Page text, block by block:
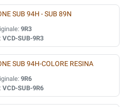
SUB 94H - SUB 89N
9R3
VCD-SUB-9R3
SUB 94H-COLORE RESINA
9R6
VCD-SUB-9R6